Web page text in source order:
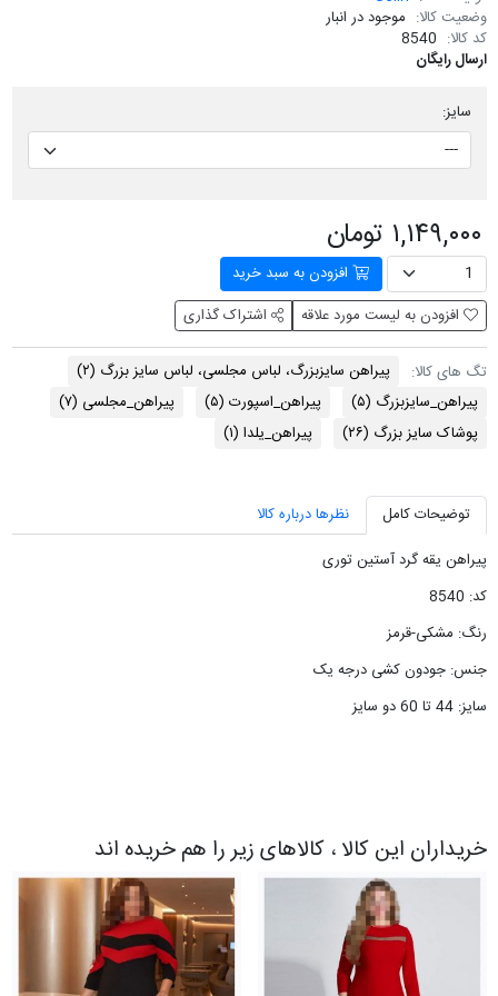
وضعیت کالا: موجود در انبار
کد کالا: 8540
ارسال رایگان
سایز:
۱,۱۴۹,۰۰۰ تومان
افزودن به سبد خرید
افزودن به لیست مورد علاقه
اشتراک گذاری
تگ های کالا: پیراهن سایزبزرگ، لباس مجلسی، لباس سایز بزرگ (۲)
پیراهن_سایزبزرگ (۵) پیراهن_اسپورت (۵) پیراهن_مجلسی (۷)
پوشاک سایز بزرگ (۲۶) پیراهن_یلدا (۱)
توضیحات کامل
نظرها درباره کالا
پیراهن یقه گرد آستین توری
کد: 8540
رنگ: مشکی-قرمز
جنس: جودون کشی درجه یک
سایز: 44 تا 60 دو سایز
خریداران این کالا ، کالاهای زیر را هم خریده اند